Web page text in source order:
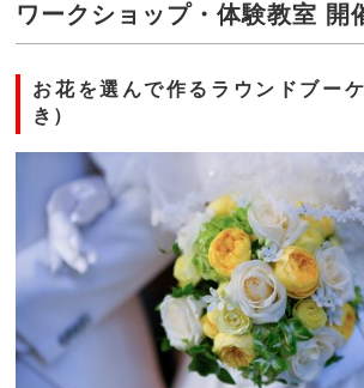
ワークショップ・体験教室 開
お花を選んで作るラウンドブー
き）